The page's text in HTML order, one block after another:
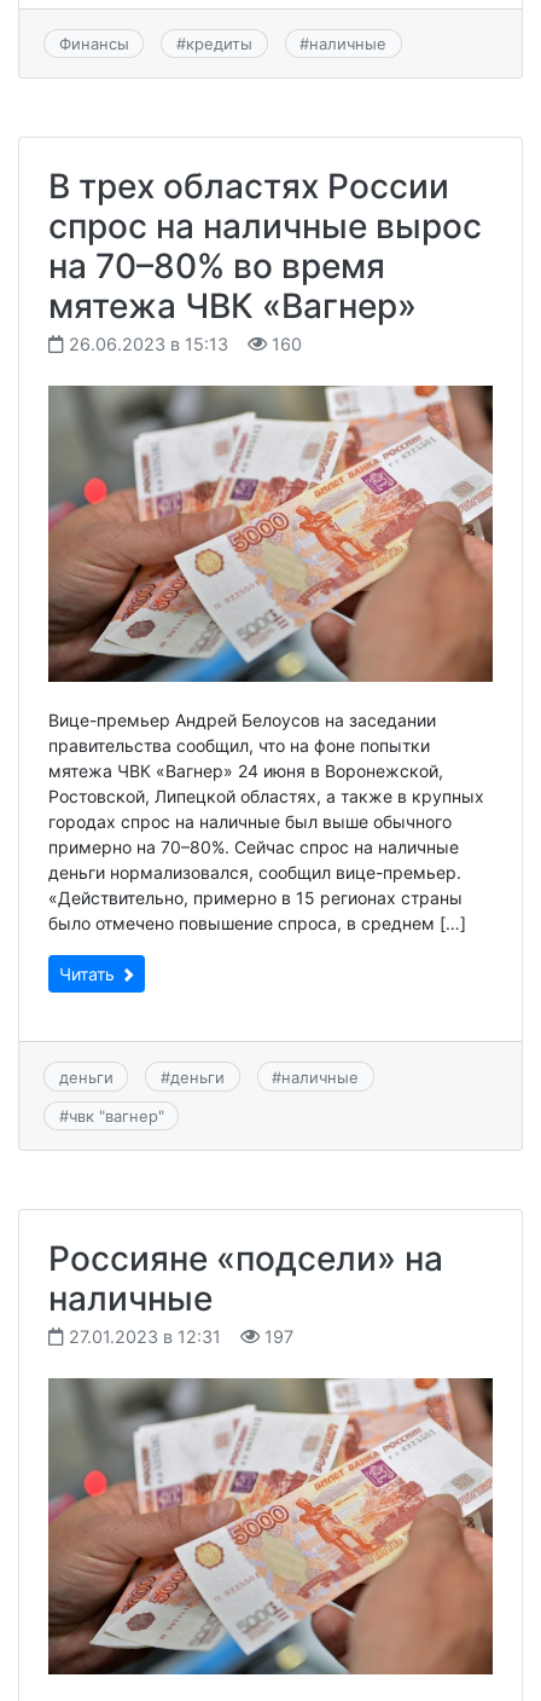
Финансы #кредиты #наличные
В трех областях России
спрос на наличные вырос
на 70–80% во время
мятежа ЧВК «Вагнер»
26.06.2023 в 15:13 160
Вице-премьер Андрей Белоусов на заседании
правительства сообщил, что на фоне попытки
мятежа ЧВК «Вагнер» 24 июня в Воронежской,
Ростовской, Липецкой областях, а также в крупных
городах спрос на наличные был выше обычного
примерно на 70–80%. Сейчас спрос на наличные
деньги нормализовался, сообщил вице-премьер.
«Действительно, примерно в 15 регионах страны
было отмечено повышение спроса, в среднем […]
Читать
деньги #деньги #наличные
#чвк "вагнер"
Россияне «подсели» на
наличные
27.01.2023 в 12:31 197